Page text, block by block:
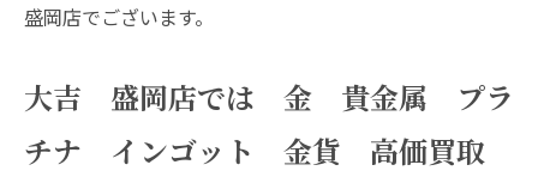
盛岡店でございます。
大吉 盛岡店では 金 貴金属 プラ
チナ インゴット 金貨 高価買取